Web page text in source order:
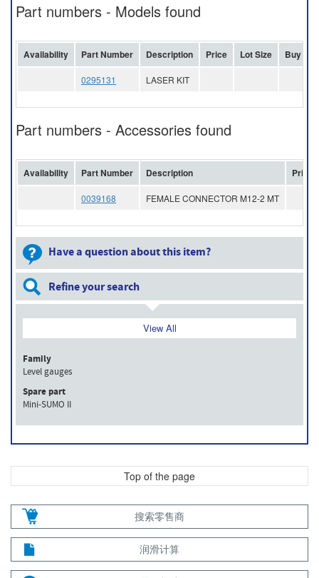
Part numbers - Models found
Availability Part Number Description Price Lot Size Buy
0295131 LASER KIT
Part numbers - Accessories found
Availability Part Number Description Price
0039168 FEMALE CONNECTOR M12-2 MT
Have a question about this item?
Refine your search
View All
Family
Level gauges
Spare part
Mini-SUMO II
Top of the page
搜索零售商
润滑计算